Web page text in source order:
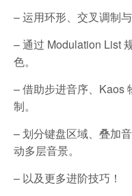
– 运用环形、交叉调制
– 通过 Modulation List
色。
– 借助步进音序、Kaos
制。
– 划分键盘区域、叠加
动多层音景。
– 以及更多进阶技巧！